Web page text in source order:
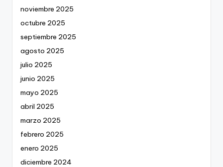
noviembre 2025
octubre 2025
septiembre 2025
agosto 2025
julio 2025
junio 2025
mayo 2025
abril 2025
marzo 2025
febrero 2025
enero 2025
diciembre 2024